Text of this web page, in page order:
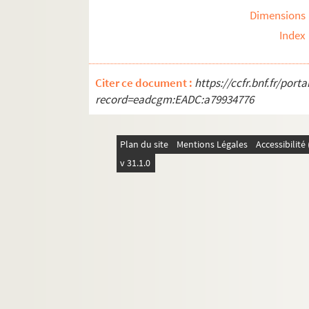
Dimensions
Index
Citer ce document : https://ccfr.bnf.fr/
record=eadcgm:EADC:a79934776
Plan du site Mentions Légales
v 31.1.0